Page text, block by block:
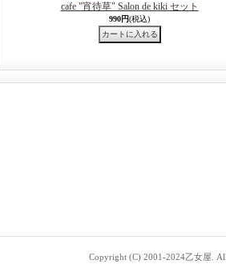
cafe "宵待草" Salon de kiki セット
990円(税込)
Copyright (C) 2001-2024乙女屋. All